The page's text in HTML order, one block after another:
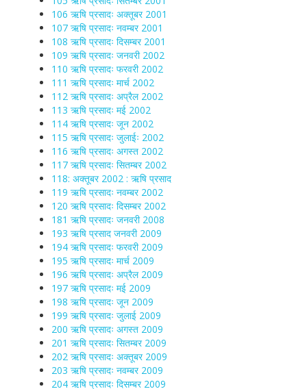
106 ऋषि प्रसादः अक्तूबर 2001
107 ऋषि प्रसादः नवम्बर 2001
108 ऋषि प्रसादः दिसम्बर 2001
109 ऋषि प्रसादः जनवरी 2002
110 ऋषि प्रसादः फरवरी 2002
111 ऋषि प्रसादः मार्च 2002
112 ऋषि प्रसादः अप्रैल 2002
113 ऋषि प्रसादः मई 2002
114 ऋषि प्रसादः जून 2002
115 ऋषि प्रसादः जुलाईः 2002
116 ऋषि प्रसादः अगस्त 2002
117 ऋषि प्रसादः सितम्बर 2002
118: अक्तूबर 2002 : ऋषि प्रसाद
119 ऋषि प्रसादः नवम्बर 2002
120 ऋषि प्रसादः दिसम्बर 2002
181 ऋषि प्रसादः जनवरी 2008
193 ऋषि प्रसाद जनवरी 2009
194 ऋषि प्रसादः फरवरी 2009
195 ऋषि प्रसादः मार्च 2009
196 ऋषि प्रसादः अप्रैल 2009
197 ऋषि प्रसादः मई 2009
198 ऋषि प्रसादः जून 2009
199 ऋषि प्रसादः जुलाई 2009
200 ऋषि प्रसादः अगस्त 2009
201 ऋषि प्रसादः सितम्बर 2009
202 ऋषि प्रसादः अक्तूबर 2009
203 ऋषि प्रसादः नवम्बर 2009
204 ऋषि प्रसादः दिसम्बर 2009